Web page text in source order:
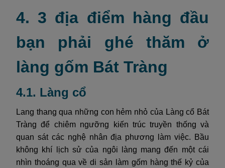
4. 3 địa điểm hàng đầu
bạn phải ghé thăm ở
làng gốm Bát Tràng
4.1. Làng cổ
Lang thang qua những con hẻm nhỏ của Làng cổ Bát
Tràng để chiêm ngưỡng kiến trúc truyền thống và
quan sát các nghệ nhân địa phương làm việc. Bầu
không khí lịch sử của ngôi làng mang đến một cái
nhìn thoáng qua về di sản làm gốm hàng thế kỷ của